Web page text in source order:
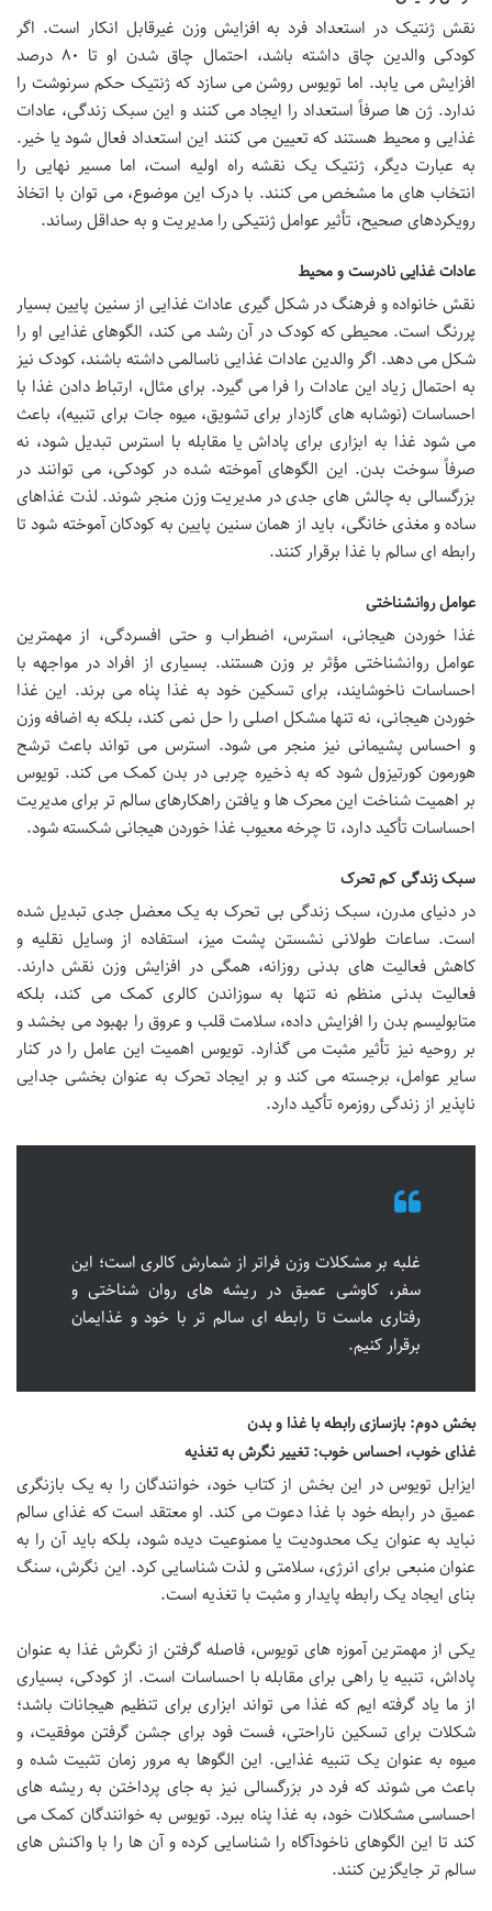
نقش ژنتیک در استعداد فرد به افزایش وزن غیرقابل انکار است. اگر
کودکی والدین چاق داشته باشد، احتمال چاق شدن او تا ۸۰ درصد
افزایش می یابد. اما تویوس روشن می سازد که ژنتیک حکم سرنوشت را
ندارد. ژن ها صرفاً استعداد را ایجاد می کنند و این سبک زندگی، عادات
غذایی و محیط هستند که تعیین می کنند این استعداد فعال شود یا خیر.
به عبارت دیگر، ژنتیک یک نقشه راه اولیه است، اما مسیر نهایی را
انتخاب های ما مشخص می کنند. با درک این موضوع، می توان با اتخاذ
رویکردهای صحیح، تأثیر عوامل ژنتیکی را مدیریت و به حداقل رساند.
عادات غذایی نادرست و محیط
نقش خانواده و فرهنگ در شکل گیری عادات غذایی از سنین پایین بسیار
پررنگ است. محیطی که کودک در آن رشد می کند، الگوهای غذایی او را
شکل می دهد. اگر والدین عادات غذایی ناسالمی داشته باشند، کودک نیز
به احتمال زیاد این عادات را فرا می گیرد. برای مثال، ارتباط دادن غذا با
احساسات (نوشابه های گازدار برای تشویق، میوه جات برای تنبیه)، باعث
می شود غذا به ابزاری برای پاداش یا مقابله با استرس تبدیل شود، نه
صرفاً سوخت بدن. این الگوهای آموخته شده در کودکی، می توانند در
بزرگسالی به چالش های جدی در مدیریت وزن منجر شوند. لذت غذاهای
ساده و مغذی خانگی، باید از همان سنین پایین به کودکان آموخته شود تا
رابطه ای سالم با غذا برقرار کنند.
عوامل روانشناختی
غذا خوردن هیجانی، استرس، اضطراب و حتی افسردگی، از مهمترین
عوامل روانشناختی مؤثر بر وزن هستند. بسیاری از افراد در مواجهه با
احساسات ناخوشایند، برای تسکین خود به غذا پناه می برند. این غذا
خوردن هیجانی، نه تنها مشکل اصلی را حل نمی کند، بلکه به اضافه وزن
و احساس پشیمانی نیز منجر می شود. استرس می تواند باعث ترشح
هورمون کورتیزول شود که به ذخیره چربی در بدن کمک می کند. تویوس
بر اهمیت شناخت این محرک ها و یافتن راهکارهای سالم تر برای مدیریت
احساسات تأکید دارد، تا چرخه معیوب غذا خوردن هیجانی شکسته شود.
سبک زندگی کم تحرک
در دنیای مدرن، سبک زندگی بی تحرک به یک معضل جدی تبدیل شده
است. ساعات طولانی نشستن پشت میز، استفاده از وسایل نقلیه و
کاهش فعالیت های بدنی روزانه، همگی در افزایش وزن نقش دارند.
فعالیت بدنی منظم نه تنها به سوزاندن کالری کمک می کند، بلکه
متابولیسم بدن را افزایش داده، سلامت قلب و عروق را بهبود می بخشد و
بر روحیه نیز تأثیر مثبت می گذارد. تویوس اهمیت این عامل را در کنار
سایر عوامل، برجسته می کند و بر ایجاد تحرک به عنوان بخشی جدایی
ناپذیر از زندگی روزمره تأکید دارد.
غلبه بر مشکلات وزن فراتر از شمارش کالری است؛ این
سفر، کاوشی عمیق در ریشه های روان شناختی و
رفتاری ماست تا رابطه ای سالم تر با خود و غذایمان
برقرار کنیم.
بخش دوم: بازسازی رابطه با غذا و بدن
غذای خوب، احساس خوب: تغییر نگرش به تغذیه
ایزابل تویوس در این بخش از کتاب خود، خوانندگان را به یک بازنگری
عمیق در رابطه خود با غذا دعوت می کند. او معتقد است که غذای سالم
نباید به عنوان یک محدودیت یا ممنوعیت دیده شود، بلکه باید آن را به
عنوان منبعی برای انرژی، سلامتی و لذت شناسایی کرد. این نگرش، سنگ
بنای ایجاد یک رابطه پایدار و مثبت با تغذیه است.
یکی از مهمترین آموزه های تویوس، فاصله گرفتن از نگرش غذا به عنوان
پاداش، تنبیه یا راهی برای مقابله با احساسات است. از کودکی، بسیاری
از ما یاد گرفته ایم که غذا می تواند ابزاری برای تنظیم هیجانات باشد؛
شکلات برای تسکین ناراحتی، فست فود برای جشن گرفتن موفقیت، و
میوه به عنوان یک تنبیه غذایی. این الگوها به مرور زمان تثبیت شده و
باعث می شوند که فرد در بزرگسالی نیز به جای پرداختن به ریشه های
احساسی مشکلات خود، به غذا پناه ببرد. تویوس به خوانندگان کمک می
کند تا این الگوهای ناخودآگاه را شناسایی کرده و آن ها را با واکنش های
سالم تر جایگزین کنند.